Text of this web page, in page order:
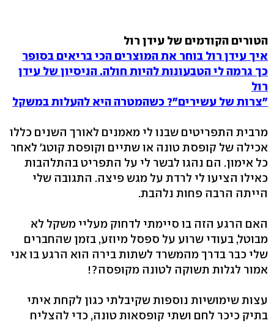
הטורים הקודמים של עידן רול
איך עידן רול בוחר את המוצרים הכי בריאים בסופר
כך גרמה לי הטבעונות להיות חולה. הניסיון של עידן
רול
"צרות של עשירים"? כשהמטרה היא להעלות במשקל
מרבית התפריטים שבנו לי מאמנים לאורך השנים כללו
אכילה של קופסת טונה או שתיים וקופסת קוטג׳ לאחר
כל אימון. הם נהגו לבשר לי על התפריט בהתלהבות
כאילו הציעו לי לרדת על מגש פיצה. התגובה שלי
הייתה הרבה פחות נלהבת.
האם הרגע הזה בו סיימתי לדחוק מעליי משקל לא
מבוטל, בעודי שרוע על ספסל מיוזע, בזמן שהחברים
שלי כבר בדרך מהמשרד לשתות בירה הוא הרגע בו אני
אמור לגלות תשוקה לטונה מקופסה?!
עצות שימושיות נוספות שקיבלתי כגון לקחת איתי
בתיק כיכר לחם ושתי קופסאות טונה, כדי להצליח